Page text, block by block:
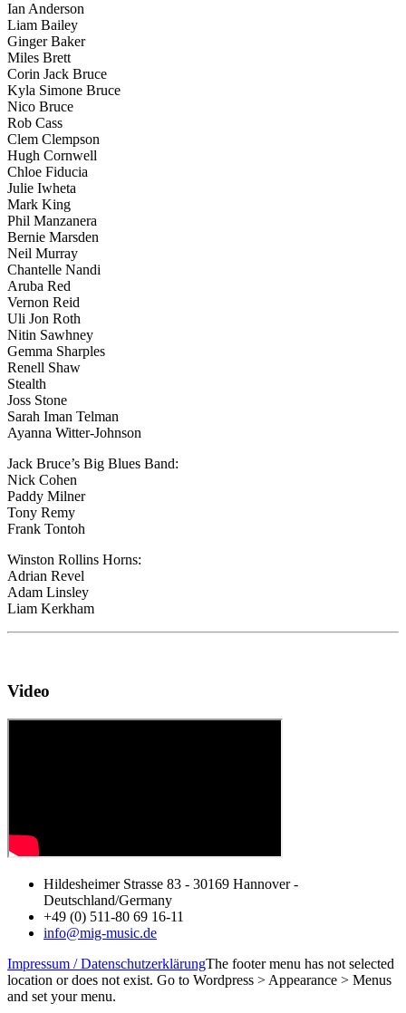
Ian Anderson
Liam Bailey
Ginger Baker
Miles Brett
Corin Jack Bruce
Kyla Simone Bruce
Nico Bruce
Rob Cass
Clem Clempson
Hugh Cornwell
Chloe Fiducia
Julie Iwheta
Mark King
Phil Manzanera
Bernie Marsden
Neil Murray
Chantelle Nandi
Aruba Red
Vernon Reid
Uli Jon Roth
Nitin Sawhney
Gemma Sharples
Renell Shaw
Stealth
Joss Stone
Sarah Iman Telman
Ayanna Witter-Johnson
Jack Bruce’s Big Blues Band:
Nick Cohen
Paddy Milner
Tony Remy
Frank Tontoh
Winston Rollins Horns:
Adrian Revel
Adam Linsley
Liam Kerkham
Video
Hildesheimer Strasse 83 - 30169 Hannover -
Deutschland/Germany
+49 (0) 511-80 69 16-11
info@mig-music.de
Impressum / DatenschutzerklärungThe footer menu has not selected
location or does not exist. Go to Wordpress > Appearance > Menus
and set your menu.